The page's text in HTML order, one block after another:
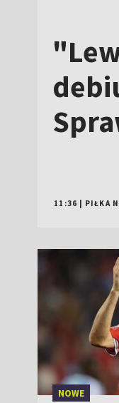
11:36 PIŁKA
NOWE